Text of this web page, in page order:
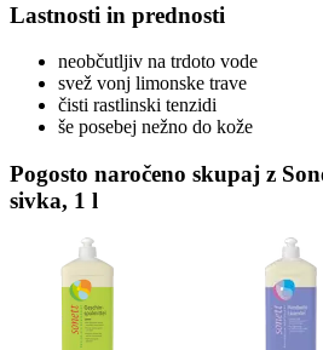
Lastnosti in prednosti
neobčutljiv na trdoto vode
svež vonj limonske trave
čisti rastlinski tenzidi
še posebej nežno do kože
Pogosto naročeno skupaj z
sivka, 1 l